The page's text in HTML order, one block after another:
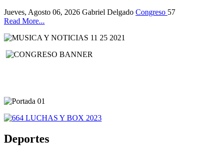
Jueves, Agosto 06, 2026 Gabriel Delgado Congreso 57
Read More...
Deportes